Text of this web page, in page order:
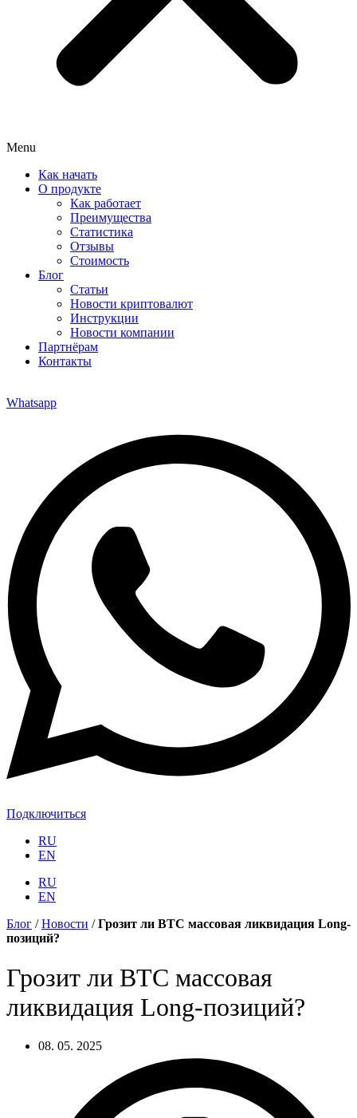
Menu
Как начать
О продукте
Как работает
Преимущества
Статистика
Отзывы
Стоимость
Блог
Статьи
Новости криптовалют
Инструкции
Новости компании
Партнёрам
Контакты
Whatsapp
Подключиться
RU
EN
RU
EN
Блог /Новости /Грозит ли BTC массовая ликвидация Long-
позиций?
Грозит ли BTC массовая
ликвидация Long-позиций?
08. 05. 2025